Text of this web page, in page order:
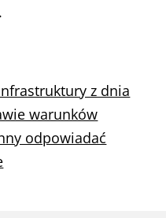
z dnia
warunków
odpowiadać